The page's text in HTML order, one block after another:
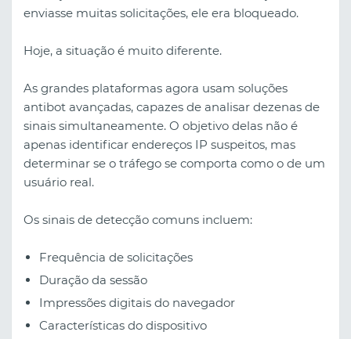
enviasse muitas solicitações, ele era bloqueado.
Hoje, a situação é muito diferente.
As grandes plataformas agora usam soluções
antibot avançadas, capazes de analisar dezenas de
sinais simultaneamente. O objetivo delas não é
apenas identificar endereços IP suspeitos, mas
determinar se o tráfego se comporta como o de um
usuário real.
Os sinais de detecção comuns incluem:
Frequência de solicitações
Duração da sessão
Impressões digitais do navegador
Características do dispositivo